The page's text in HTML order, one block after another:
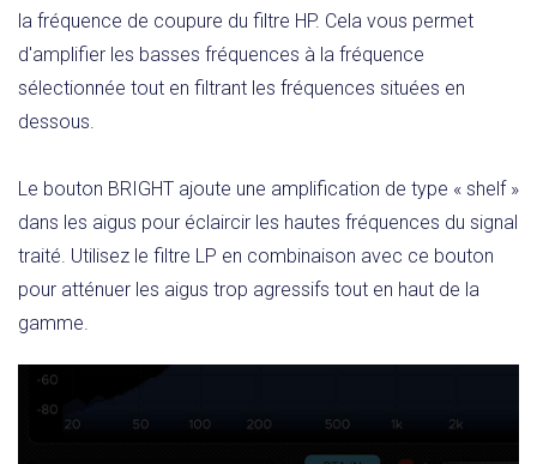
la fréquence de coupure du filtre HP. Cela vous permet
d'amplifier les basses fréquences à la fréquence
sélectionnée tout en filtrant les fréquences situées en
dessous.
Le bouton BRIGHT ajoute une amplification de type « shelf »
dans les aigus pour éclaircir les hautes fréquences du signal
traité. Utilisez le filtre LP en combinaison avec ce bouton
pour atténuer les aigus trop agressifs tout en haut de la
gamme.